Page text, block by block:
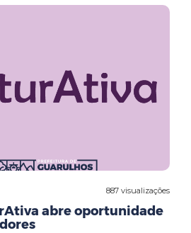
887 visualizações
abre oportunidade